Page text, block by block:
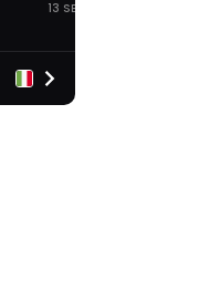
13 SEP. 2026